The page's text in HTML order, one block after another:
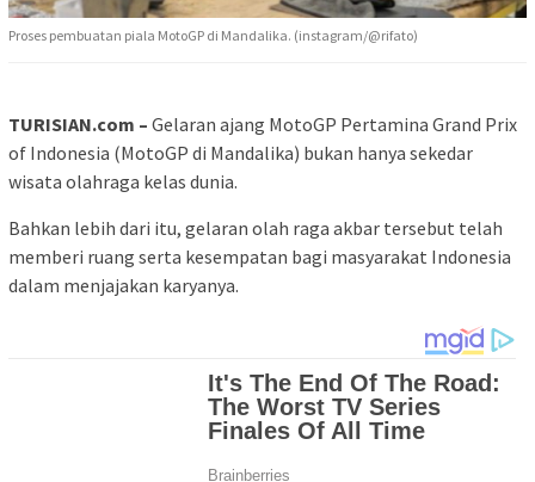
Proses pembuatan piala MotoGP di Mandalika. (instagram/@rifato)
TURISIAN.com – Gelaran ajang MotoGP Pertamina Grand Prix
of Indonesia (MotoGP di Mandalika) bukan hanya sekedar
wisata olahraga kelas dunia.
Bahkan lebih dari itu, gelaran olah raga akbar tersebut telah
memberi ruang serta kesempatan bagi masyarakat Indonesia
dalam menjajakan karyanya.